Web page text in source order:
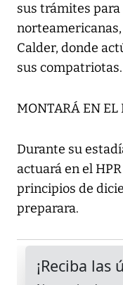
sus trámites
Calder, donde
sus compatriotas.
MONTARÁ EN EL
Durante su
actuará en el
principios de
preparara.